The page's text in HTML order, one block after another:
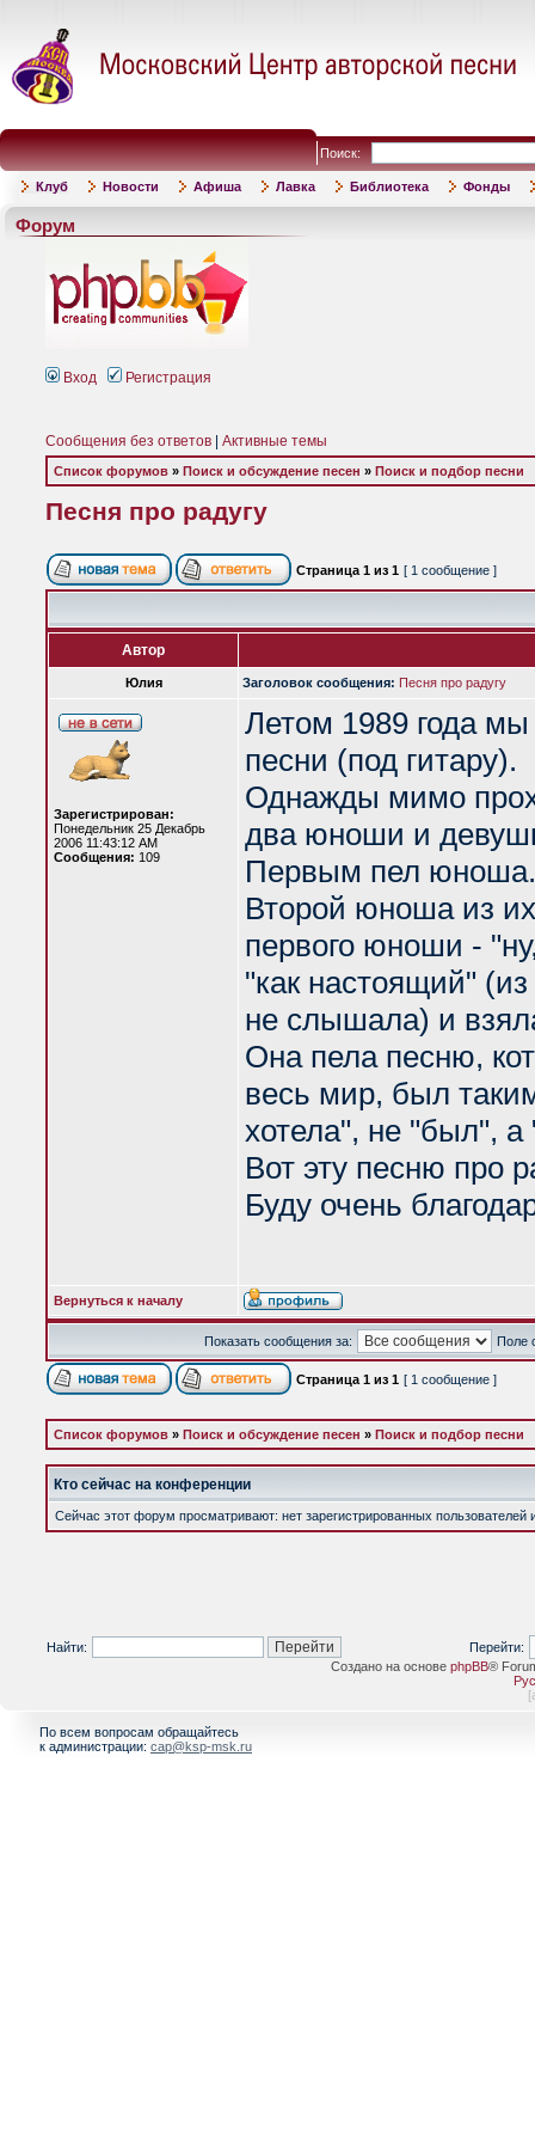
Поиск:
Клуб Новости Афиша Лавка Библиотека Фонды
Форум
Вход Регистрация
Сообщения без ответов Активные темы
Список форумов » Поиск и обсуждение песен » Поиск и подбор песни
Песня про радугу
Страница 1 из 1 [ 1 сообщение ]
Автор
Юлия Заголовок сообщения: Песня про радугу
Зарегистрирован:
Понедельник 25 Декабрь
2006 11:43:12 AM
Сообщения: 109
Летом 1989 года
песни (под гитару).
Однажды мимо
два юноши и
Первым пел юноша.
Второй юноша из
первого юноши -
"как настоящий"
не слышала) и
Она пела песню,
весь мир, был
хотела", не "был", а
Вот эту песню про
Буду очень
Вернуться к началу
Показать сообщения за: Поле
Страница 1 из 1 [ 1 сообщение ]
Список форумов » Поиск и обсуждение песен » Поиск и подбор песни
Кто сейчас на конференции
Сейчас этот форум просматривают: нет зарегистрированных пользователей
Найти:
Перейти:
Создано на основе phpBB®
[
По всем вопросам обращайтесь
к администрации: cap@ksp-msk.ru